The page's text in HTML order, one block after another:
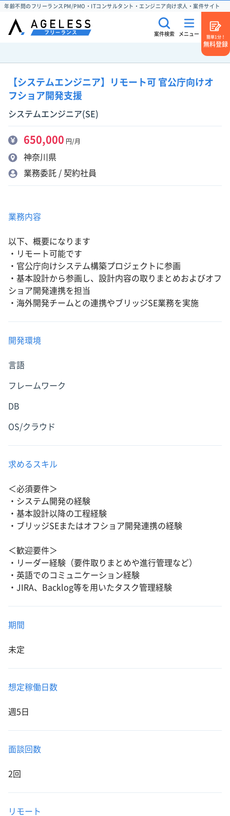
年齢不問のフリーランスPM/PMO・ITコンサルタント・エンジニア向け求人・案件サイト
案件検索 メニュー
簡単1分！
無料登録
【システムエンジニア】リモート可 官公庁向けオ
フショア開発支援
システムエンジニア(SE)
650,000 円/月
神奈川県
業務委託 / 契約社員
業務内容
以下、概要になります
・リモート可能です
・官公庁向けシステム構築プロジェクトに参画
・基本設計から参画し、設計内容の取りまとめおよびオフ
ショア開発連携を担当
・海外開発チームとの連携やブリッジSE業務を実施
開発環境
言語
フレームワーク
DB
OS/クラウド
求めるスキル
＜必須要件＞
・システム開発の経験
・基本設計以降の工程経験
・ブリッジSEまたはオフショア開発連携の経験
＜歓迎要件＞
・リーダー経験（要件取りまとめや進行管理など）
・英語でのコミュニケーション経験
・JIRA、Backlog等を用いたタスク管理経験
期間
未定
想定稼働日数
週5日
面談回数
2回
リモート